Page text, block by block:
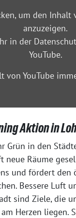
um den Inhalt
anzuzeigen.
in der
YouTube.
von YouTube
Aktion in
Grün in den
neue Räume
und fördert den
Bessere Luft
sind Ziele, die
Herzen liegen.